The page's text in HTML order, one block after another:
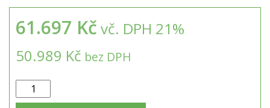
61.697 Kč vč. DPH 21%
50.989 Kč bez DPH
Nadzemní
hranatá